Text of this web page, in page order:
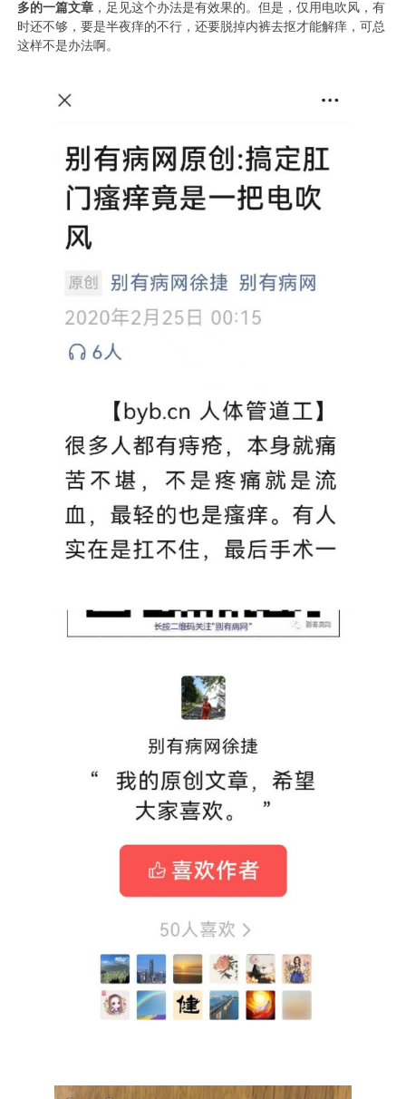
多的一篇文章 ，足见这个办法是有效果的。但是，仅用电吹风，有
时还不够，要是半夜痒的不行，还要脱掉内裤去抠才能解痒，可总
这样不是办法啊。